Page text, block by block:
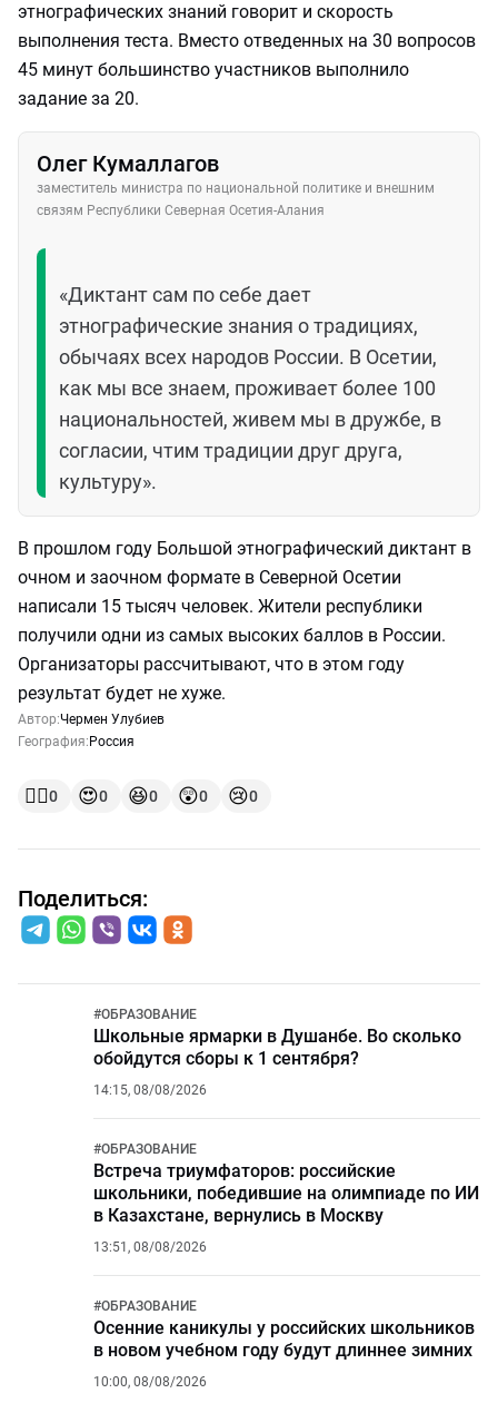
этнографических знаний говорит и скорость
выполнения теста. Вместо отведенных на 30 вопросов
45 минут большинство участников выполнило
задание за 20.
Олег Кумаллагов
заместитель министра по национальной политике и внешним
связям Республики Северная Осетия-Алания
«Диктант сам по себе дает
этнографические знания о традициях,
обычаях всех народов России. В Осетии,
как мы все знаем, проживает более 100
национальностей, живем мы в дружбе, в
согласии, чтим традиции друг друга,
культуру».
В прошлом году Большой этнографический диктант в
очном и заочном формате в Северной Осетии
написали 15 тысяч человек. Жители республики
получили одни из самых высоких баллов в России.
Организаторы рассчитывают, что в этом году
результат будет не хуже.
Автор:Чермен Улубиев
География: Россия
👍🏻0 😍0 😆0 😲0 😢0
Поделиться:
#ОБРАЗОВАНИЕ
Школьные ярмарки в Душанбе. Во сколько
обойдутся сборы к 1 сентября?
14:15, 08/08/2026
#ОБРАЗОВАНИЕ
Встреча триумфаторов: российские
школьники, победившие на олимпиаде по ИИ
в Казахстане, вернулись в Москву
13:51, 08/08/2026
#ОБРАЗОВАНИЕ
Осенние каникулы у российских школьников
в новом учебном году будут длиннее зимних
10:00, 08/08/2026